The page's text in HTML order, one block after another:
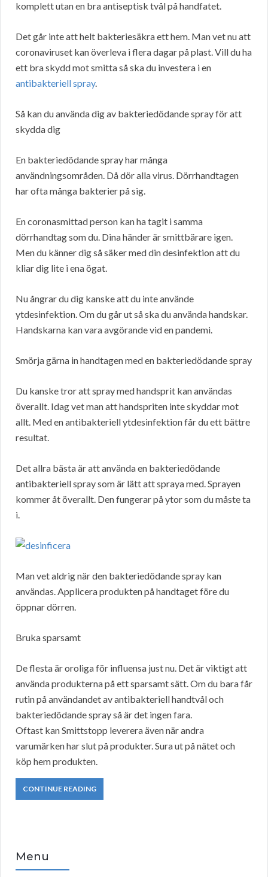
komplett utan en bra antiseptisk tvål på handfatet.
Det går inte att helt bakteriesäkra ett hem. Man vet nu att
coronaviruset kan överleva i flera dagar på plast. Vill du ha
ett bra skydd mot smitta så ska du investera i en
antibakteriell spray.
Så kan du använda dig av bakteriedödande spray för att
skydda dig
En bakteriedödande spray har många
användningsområden. Då dör alla virus. Dörrhandtagen
har ofta många bakterier på sig.
En coronasmittad person kan ha tagit i samma
dörrhandtag som du. Dina händer är smittbärare igen.
Men du känner dig så säker med din desinfektion att du
kliar dig lite i ena ögat.
Nu ångrar du dig kanske att du inte använde
ytdesinfektion. Om du går ut så ska du använda handskar.
Handskarna kan vara avgörande vid en pandemi.
Smörja gärna in handtagen med en bakteriedödande spray
Du kanske tror att spray med handsprit kan användas
överallt. Idag vet man att handspriten inte skyddar mot
allt. Med en antibakteriell ytdesinfektion får du ett bättre
resultat.
Det allra bästa är att använda en bakteriedödande
antibakteriell spray som är lätt att spraya med. Sprayen
kommer åt överallt. Den fungerar på ytor som du måste ta
i.
Man vet aldrig när den bakteriedödande spray kan
användas. Applicera produkten på handtaget före du
öppnar dörren.
Bruka sparsamt
De flesta är oroliga för influensa just nu. Det är viktigt att
använda produkterna på ett sparsamt sätt. Om du bara får
rutin på användandet av antibakteriell handtvål och
bakteriedödande spray så är det ingen fara.
Oftast kan Smittstopp leverera även när andra
varumärken har slut på produkter. Sura ut på nätet och
köp hem produkten.
CONTINUE READING
Menu